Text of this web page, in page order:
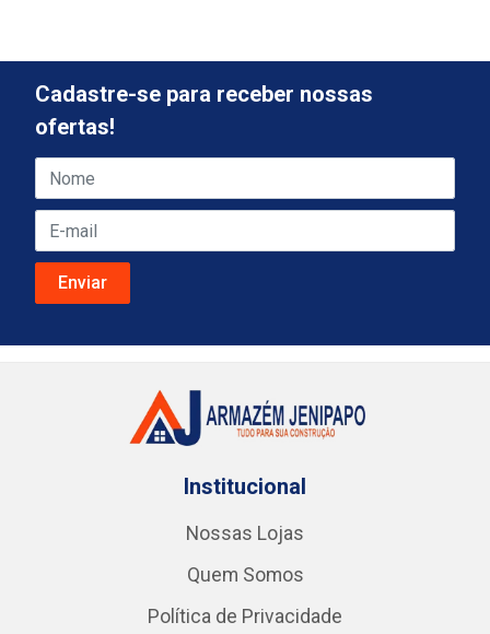
Cadastre-se para receber nossas
ofertas!
Institucional
Nossas Lojas
Quem Somos
Política de Privacidade